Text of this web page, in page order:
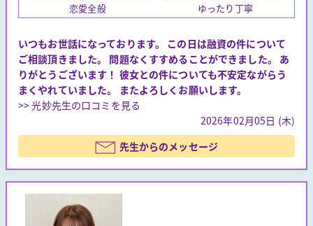
恋愛全般
ゆったり丁寧
いつもお世話になっております。 この日は融資の件について
ご相談頂きました。 問題なくすすめることができました。 あ
りがとうございます！ 彼女との件についても不安定ながらう
まくやれていました。 またよろしくお願いします。
>> 光妙先生の口コミを見る
2026年02月05日 (木)
先生からのメッセージ